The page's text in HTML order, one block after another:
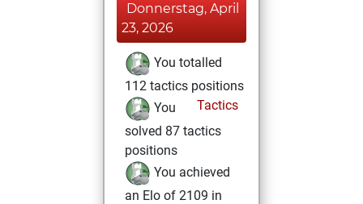
Donnerstag, April
23, 2026
You totalled
112 tactics positions
Tactics
You
solved 87 tactics
positions
You achieved
an Elo of 2109 in